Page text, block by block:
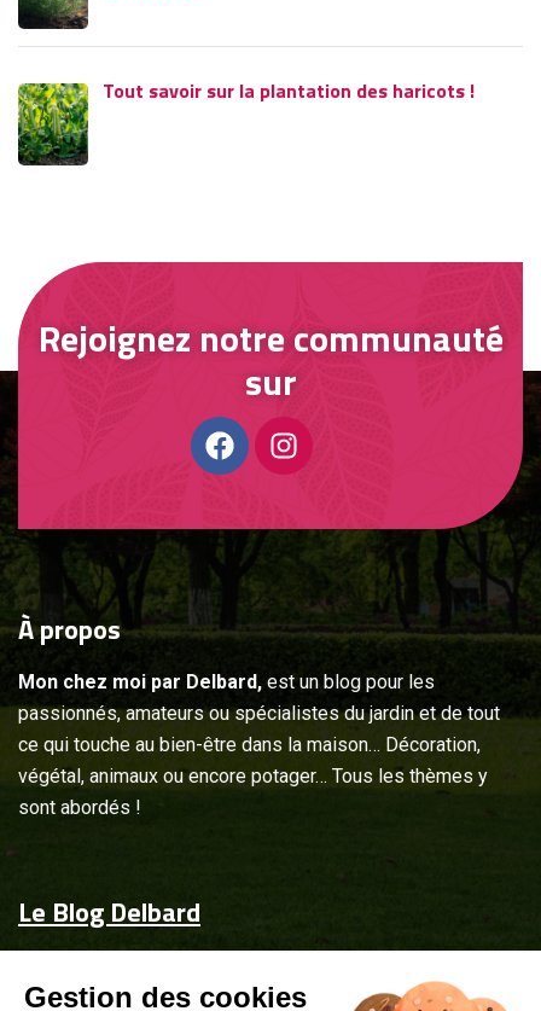
Tout savoir sur la plantation des haricots !
Rejoignez notre communauté
sur
Àpropos
Mon chez moi par Delbard, est un blog pour les
passionnés, amateurs ou spécialistes du jardin et de tout
ce qui touche au bien-être dans la maison… Décoration,
végétal, animaux ou encore potager… Tous les thèmes y
sont abordés !
Le Blog Delbard
Gestion des cookies